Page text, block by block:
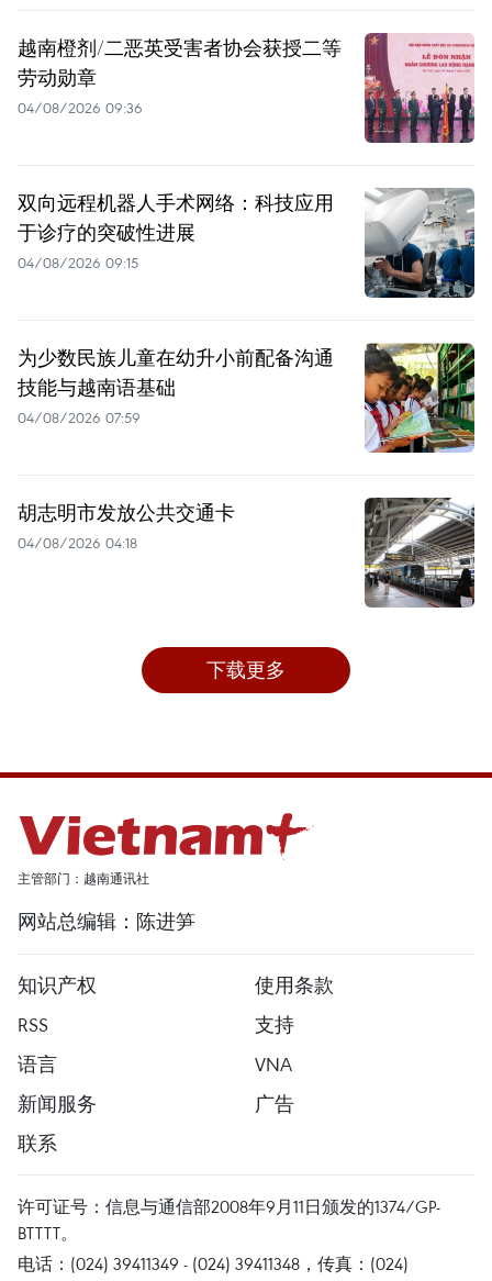
越南橙剂/二恶英受害者协会获授二等
劳动勋章
04/08/2026 09:36
双向远程机器人手术网络：科技应用
于诊疗的突破性进展
04/08/2026 09:15
为少数民族儿童在幼升小前配备沟通
技能与越南语基础
04/08/2026 07:59
胡志明市发放公共交通卡
04/08/2026 04:18
下载更多
主管部门：越南通讯社
网站总编辑：陈进笋
知识产权
使用条款
RSS
支持
语言
VNA
新闻服务
广告
联系
许可证号：信息与通信部2008年9月11日颁发的1374/GP-
BTTTT。
电话：(024) 39411349 - (024) 39411348，传真：(024)